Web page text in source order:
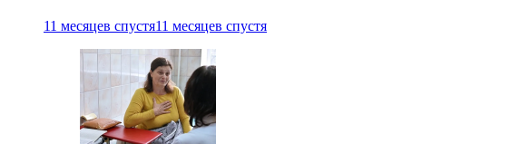
11 месяцев спустя11 месяцев спустя